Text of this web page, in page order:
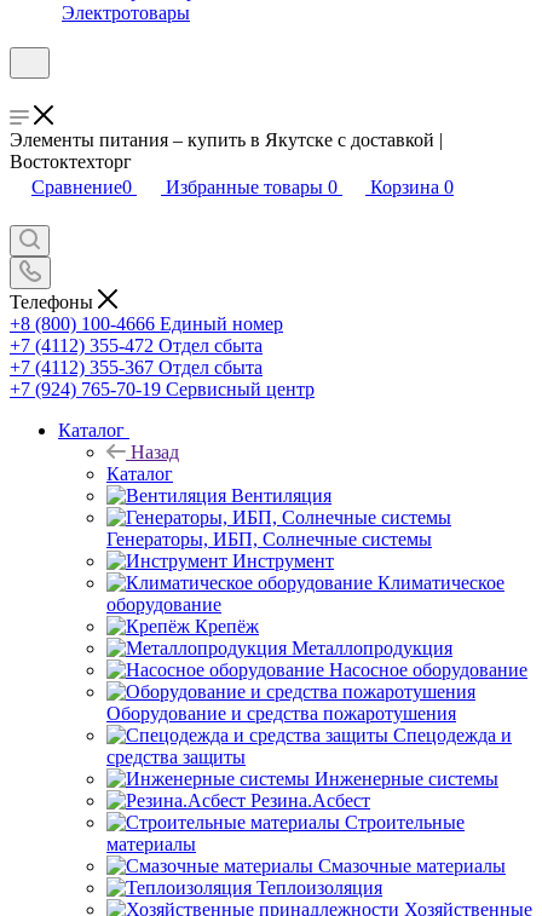
Электротовары
Элементы питания – купить в Якутске с доставкой |
Востоктехторг
Сравнение0 Избранные товары 0 Корзина 0
Телефоны
+8 (800) 100-4666 Единый номер
+7 (4112) 355-472 Отдел сбыта
+7 (4112) 355-367 Отдел сбыта
+7 (924) 765-70-19 Сервисный центр
Каталог
Назад
Каталог
Вентиляция
Генераторы, ИБП, Солнечные системы
Инструмент
Климатическое
оборудование
Крепёж
Металлопродукция
Насосное оборудование
Оборудование и средства пожаротушения
Спецодежда и
средства защиты
Инженерные системы
Резина.Асбест
Строительные
материалы
Смазочные материалы
Теплоизоляция
Хозяйственные